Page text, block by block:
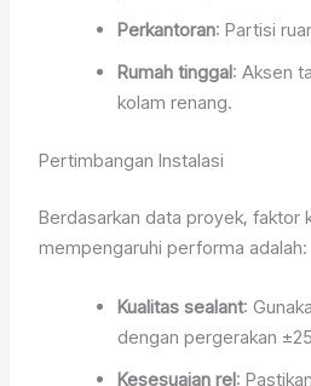
Perkantoran: Partisi
Rumah tinggal: Aksen
kolam renang.
Pertimbangan Instalasi
Berdasarkan data proyek, faktor
mempengaruhi performa adalah:
Kualitas sealant:
dengan pergerakan
Kesesuaian rel: